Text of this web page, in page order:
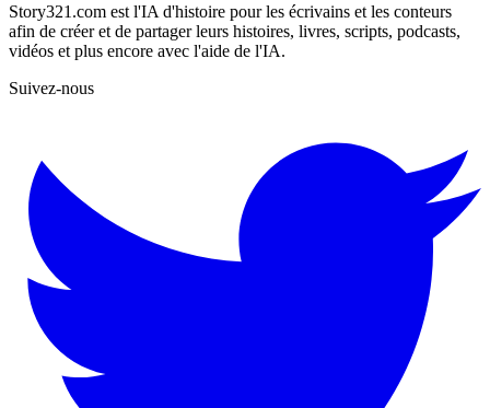
Story321.com est l'IA d'histoire pour les écrivains et les conteurs
afin de créer et de partager leurs histoires, livres, scripts, podcasts,
vidéos et plus encore avec l'aide de l'IA.
Suivez-nous